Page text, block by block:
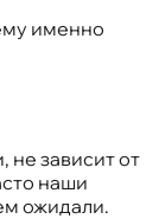
именно
не зависит от
наши
ожидали.